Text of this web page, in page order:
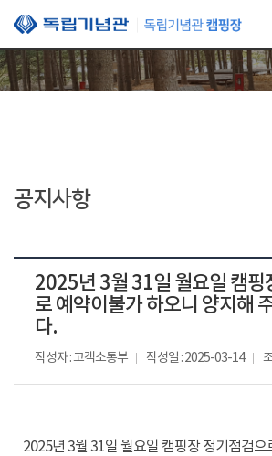
본문 바로가기
공지사항
2025년 3월 31일 월요일 캠핑
로 예약이불가 하오니 양지해
다.
작성자 : 고객소통부 작성일 : 2025-03-14
2025년 3월 31일 월요일 캠핑장 정기점검으